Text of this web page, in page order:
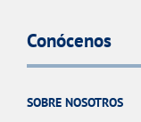
Conócenos
SOBRE NOSOTROS